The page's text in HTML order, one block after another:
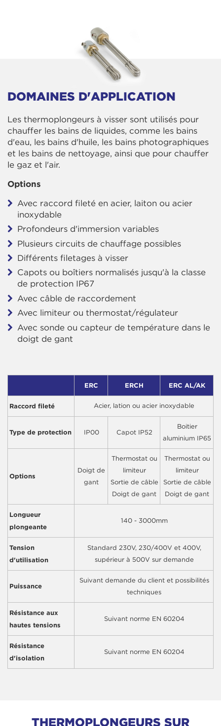
DOMAINES D'APPLICATION
Les thermoplongeurs à visser sont utilisés pour
chauffer les bains de liquides, comme les bains
d'eau, les bains d'huile, les bains photographiques
et les bains de nettoyage, ainsi que pour chauffer
le gaz et l'air.
Options
Avec raccord fileté en acier, laiton ou acier
inoxydable
Profondeurs d'immersion variables
Plusieurs circuits de chauffage possibles
Différents filetages à visser
Capots ou boîtiers normalisés jusqu'à la classe
de protection IP67
Avec câble de raccordement
Avec limiteur ou thermostat/régulateur
Avec sonde ou capteur de température dans le
doigt de gant
ERC ERCH ERC AL/AK
Raccord fileté Acier, lation ou acier inoxydable
Type de protection IP00 Capot IP52
Boitier
aluminium IP65
Options
Doigt de
gant
Thermostat ou
limiteur
Sortie de câble
Doigt de gant
Thermostat ou
limiteur
Sortie de câble
Doigt de gant
Longueur
plongeante
140 - 3000mm
Tension
d'utilisation
Standard 230V, 230/400V et 400V,
supérieur à 500V sur demande
Puissance
Suivant demande du client et possibilités
techniques
Résistance aux
hautes tensions
Suivant norme EN 60204
Résistance
d'isolation
Suivant norme EN 60204
THERMOPLONGEURS SUR